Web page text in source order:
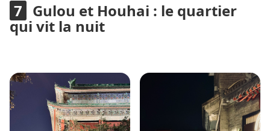
Gulou et Houhai : le quartier
qui vit la nuit